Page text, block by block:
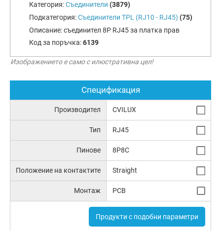
Категория:Съединители (3879)
Подкатегория:Съединители TPL (RJ10 - RJ45) (75)
Описание:съединител 8P RJ45 за платка прав
Код за поръчка:6139
Изображението е само с илюстративна цел!
Спецификация
Производител CVILUX
Тип RJ45
Пинове 8P8C
Положение на контактите Straight
Монтаж PCB
Продукти с подобни параметри